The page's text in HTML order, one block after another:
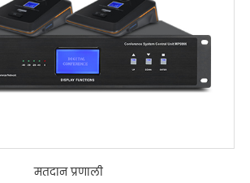
मतदान प्रणाली